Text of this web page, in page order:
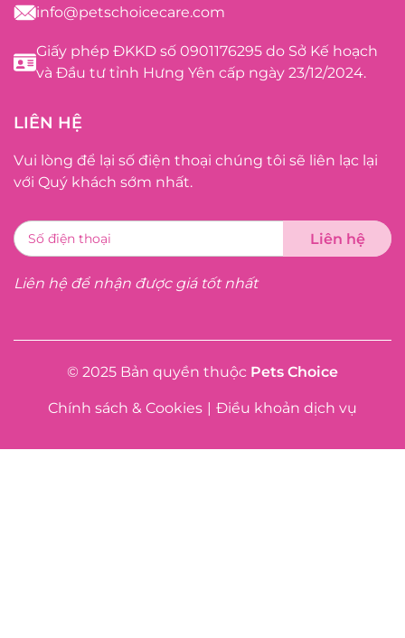
info@petschoicecare.com
Giấy phép ĐKKD số 0901176295 do Sở Kế hoạch
và Đầu tư tỉnh Hưng Yên cấp ngày 23/12/2024.
LIÊN HỆ
Vui lòng để lại số điện thoại chúng tôi sẽ liên lạc lại
với Quý khách sớm nhất.
Liên hệ để nhận được giá tốt nhất
© 2025 Bản quyền thuộc Pets Choice
Chính sách & Cookies | Điều khoản dịch vụ